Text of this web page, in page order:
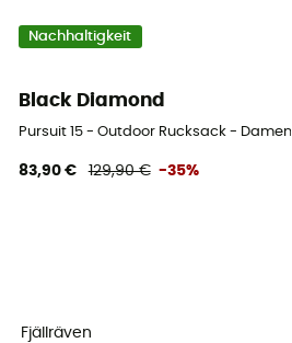
Nachhaltigkeit
Black Diamond
Pursuit 15 - Outdoor Rucksack - Damen
83,90 € 129,90 € -35%
Fjällräven